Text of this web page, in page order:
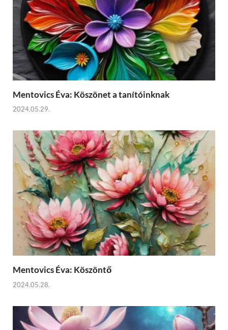
Mentovics Éva: Köszönet a tanítóinknak
2024.05.29.
Mentovics Éva: Köszöntő
2024.05.28.